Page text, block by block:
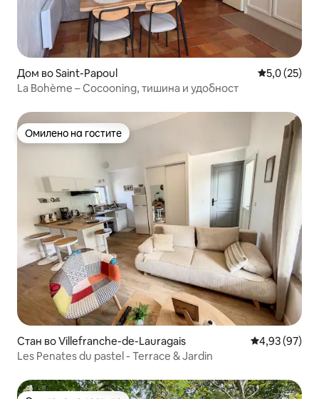
Дом во Saint-Papoul Просечна
5,0 (25)
La Bohème – Cocooning, тишина и удобност
Омилено на гостите
Омилено на гостите
Стан во Villefranche-de-Lauragais Просечна
4,93 (97)
Les Penates du pastel - Terrace & Jardin